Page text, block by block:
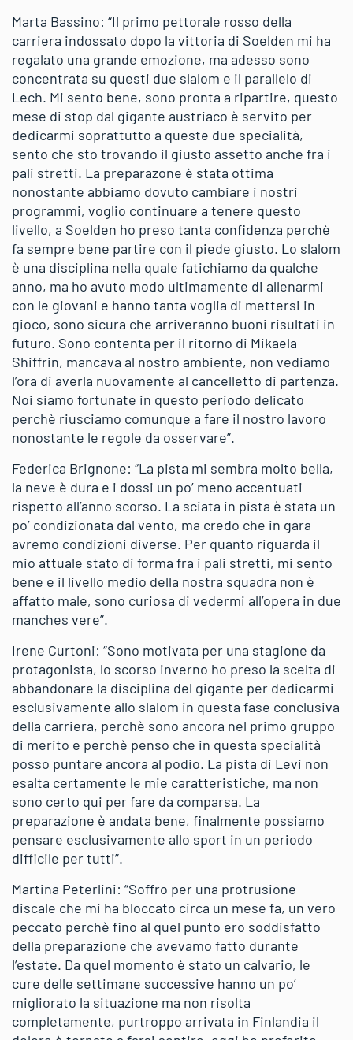
Marta Bassino: “Il primo pettorale rosso della
carriera indossato dopo la vittoria di Soelden mi ha
regalato una grande emozione, ma adesso sono
concentrata su questi due slalom e il parallelo di
Lech. Mi sento bene, sono pronta a ripartire, questo
mese di stop dal gigante austriaco è servito per
dedicarmi soprattutto a queste due specialità,
sento che sto trovando il giusto assetto anche fra i
pali stretti. La preparazone è stata ottima
nonostante abbiamo dovuto cambiare i nostri
programmi, voglio continuare a tenere questo
livello, a Soelden ho preso tanta confidenza perchè
fa sempre bene partire con il piede giusto. Lo slalom
è una disciplina nella quale fatichiamo da qualche
anno, ma ho avuto modo ultimamente di allenarmi
con le giovani e hanno tanta voglia di mettersi in
gioco, sono sicura che arriveranno buoni risultati in
futuro. Sono contenta per il ritorno di Mikaela
Shiffrin, mancava al nostro ambiente, non vediamo
l’ora di averla nuovamente al cancelletto di partenza.
Noi siamo fortunate in questo periodo delicato
perchè riusciamo comunque a fare il nostro lavoro
nonostante le regole da osservare”.
Federica Brignone: “La pista mi sembra molto bella,
la neve è dura e i dossi un po’ meno accentuati
rispetto all’anno scorso. La sciata in pista è stata un
po’ condizionata dal vento, ma credo che in gara
avremo condizioni diverse. Per quanto riguarda il
mio attuale stato di forma fra i pali stretti, mi sento
bene e il livello medio della nostra squadra non è
affatto male, sono curiosa di vedermi all’opera in due
manches vere”.
Irene Curtoni: “Sono motivata per una stagione da
protagonista, lo scorso inverno ho preso la scelta di
abbandonare la disciplina del gigante per dedicarmi
esclusivamente allo slalom in questa fase conclusiva
della carriera, perchè sono ancora nel primo gruppo
di merito e perchè penso che in questa specialità
posso puntare ancora al podio. La pista di Levi non
esalta certamente le mie caratteristiche, ma non
sono certo qui per fare da comparsa. La
preparazione è andata bene, finalmente possiamo
pensare esclusivamente allo sport in un periodo
difficile per tutti”.
Martina Peterlini: “Soffro per una protrusione
discale che mi ha bloccato circa un mese fa, un vero
peccato perchè fino al quel punto ero soddisfatto
della preparazione che avevamo fatto durante
l’estate. Da quel momento è stato un calvario, le
cure delle settimane successive hanno un po’
migliorato la situazione ma non risolta
completamente, purtroppo arrivata in Finlandia il